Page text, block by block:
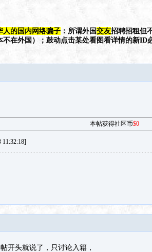
人的国内网络骗子 ：所谓外国交友招聘招租但
不在外国）；鼓动点击某处看图看详情的新ID
本帖获得社区币$0
11:32:18]
开头就说了，只讨论入籍，